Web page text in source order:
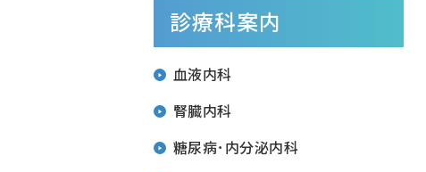
診療科案内
血液内科
腎臓内科
糖尿病･内分泌内科